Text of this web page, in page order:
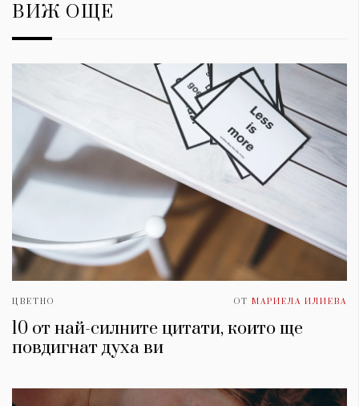
ВИЖ ОЩЕ
ЦВЕТНО ОТ МАРИЕЛА ИЛИЕВА
10 от най-силните цитати, които ще
повдигнат духa ви